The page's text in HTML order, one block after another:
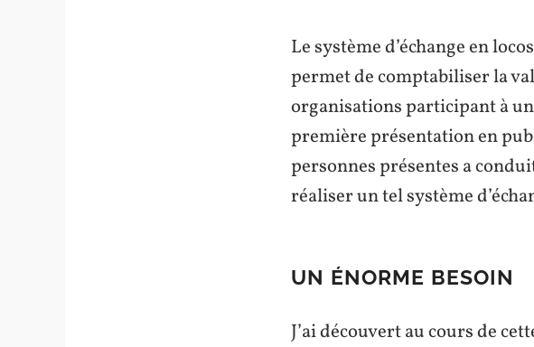
Le système d’échange en
permet de comptabiliser la
organisations participant à
première présentation en
personnes présentes a
réaliser un tel système
UN ÉNORME BESOIN
J’ai découvert au cours de